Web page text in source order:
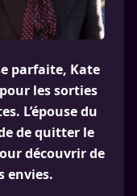
parfaite, Kate
les sorties
L’épouse du
de quitter le
découvrir de
envies.